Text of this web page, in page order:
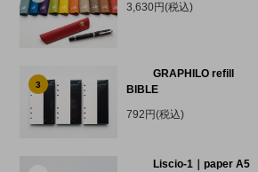
3,630円(税込)
3
GRAPHILO refill
BIBLE
792円(税込)
Liscio-1｜paper A5